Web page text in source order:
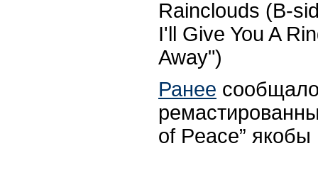
Rainclouds (B-
I'll Give You A
Away")
Ранее
of Peace”